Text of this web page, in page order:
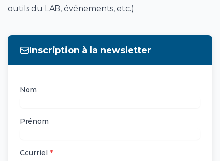
outils du LAB, événements, etc.)
Inscription à la newsletter
Nom
Prénom
Courriel *